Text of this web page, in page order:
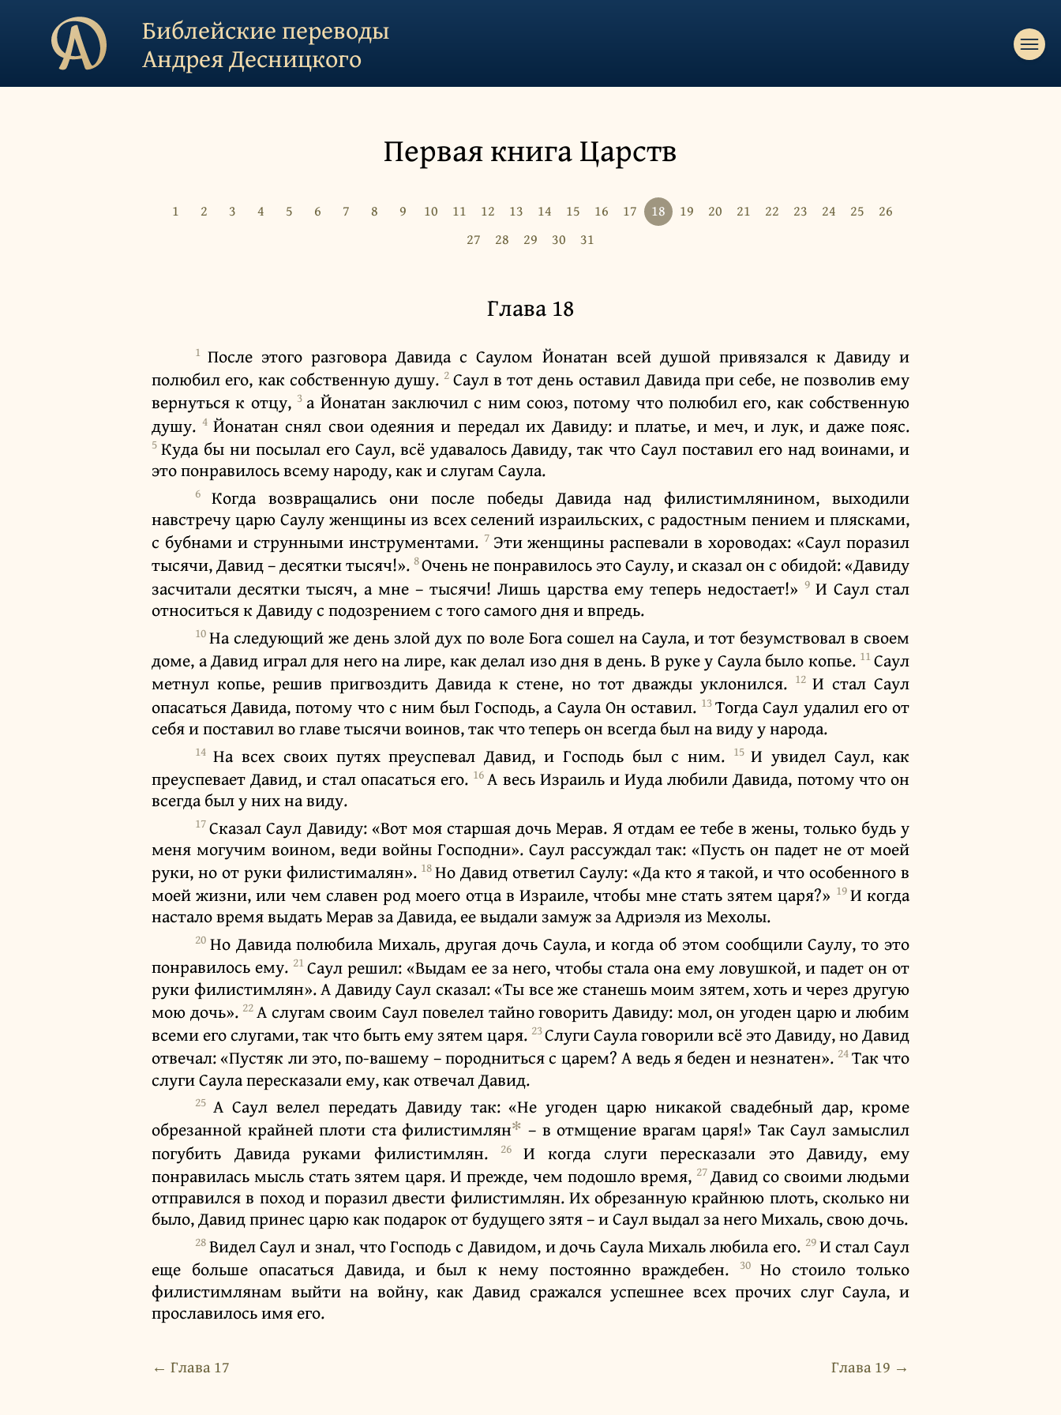
Библейские переводы
Андрея Десницкого
Первая книга Царств
1 2 3 4 5 6 7 8 9 10 11 12 13 14 15 16 17 18 19 20 21 22 23 24 25
26
27
28 29 30 31
Глава 18
1После этого разговора Давида с Саулом Йонатан всей душой привязался к Давиду и
полюбил его, как собственную душу. 2 Саул в тот день оставил Давида при себе, не позволив ему
вернуться к отцу, 3 а Йонатан заключил с ним союз, потому что полюбил его, как собственную
душу. 4 Йонатан снял свои одеяния и передал их Давиду: и платье, и меч, и лук, и даже пояс.
5 Куда бы ни посылал его Саул, всё удавалось Давиду, так что Саул поставил его над воинами, и
это понравилось всему народу, как и слугам Саула.
6 Когда возвращались они после победы Давида над филистимлянином, выходили
навстречу царю Саулу женщины из всех селений израильских, с радостным пением и плясками,
с бубнами и струнными инструментами. 7 Эти женщины распевали в хороводах: «Саул поразил
тысячи, Давид – десятки тысяч!». 8Очень не понравилось это Саулу, и сказал он с обидой: «Давиду
засчитали десятки тысяч, а мне – тысячи! Лишь царства ему теперь недостает!»9 И Саул стал
относиться к Давиду с подозрением с того самого дня и впредь.
10На следующий же день злой дух по воле Бога сошел на Саула, и тот безумствовал в своем
доме, а Давид играл для него на лире, как делал изо дня в день. В руке у Саула было копье. 11Саул
метнул копье, решив пригвоздить Давида к стене, но тот дважды уклонился. 12 И стал Саул
опасаться Давида, потому что с ним был Господь, а Саула Он оставил. 13Тогда Саул удалил его от
себя и поставил во главе тысячи воинов, так что теперь он всегда был на виду у народа.
14 На всех своих путях преуспевал Давид, и Господь был с ним. 15И увидел Саул, как
преуспевает Давид, и стал опасаться его. 16А весь Израиль и Иуда любили Давида, потому что он
всегда был у них на виду.
17Сказал Саул Давиду: «Вот моя старшая дочь Мерав. Я отдам ее тебе в жены, только будь у
меня могучим воином, веди войны Господни». Саул рассуждал так: «Пусть он падет не от моей
руки, но от руки филистималян». 18Но Давид ответил Саулу: «Да кто я такой, и что особенного в
моей жизни, или чем славен род моего отца в Израиле, чтобы мне стать зятем царя?» 19И когда
настало время выдать Мерав за Давида, ее выдали замуж за Адриэля из Мехолы.
20 Но Давида полюбила Михаль, другая дочь Саула, и когда об этом сообщили Саулу, то это
понравилось ему. 21Саул решил: «Выдам ее за него, чтобы стала она ему ловушкой, и падет он от
руки филистимлян». А Давиду Саул сказал: «Ты все же станешь моим зятем, хоть и через другую
мою дочь». 22А слугам своим Саул повелел тайно говорить Давиду: мол, он угоден царю и любим
всеми его слугами, так что быть ему зятем царя. 23Слуги Саула говорили всё это Давиду, но Давид
отвечал: «Пустяк ли это, по-вашему – породниться с царем? А ведь я беден и незнатен». 24Так что
слуги Саула пересказали ему, как отвечал Давид.
25 А Саул велел передать Давиду так: «Не угоден царю никакой свадебный дар, кроме
обрезанной крайней плоти ста филистимлян✻ – в отмщение врагам царя!» Так Саул замыслил
погубить Давида руками филистимлян.
26 И когда слуги пересказали это Давиду, ему
понравилась мысль стать зятем царя. И прежде, чем подошло время, 27Давид со своими людьми
отправился в поход и поразил двести филистимлян. Их обрезанную крайнюю плоть, сколько ни
было, Давид принес царю как подарок от будущего зятя – и Саул выдал за него Михаль, свою дочь.
28Видел Саул и знал, что Господь с Давидом, и дочь Саула Михаль любила его. 29И стал Саул
еще больше опасаться Давида, и был к нему постоянно враждебен.
30 Но стоило только
филистимлянам выйти на войну, как Давид сражался успешнее всех прочих слуг Саула, и
прославилось имя его.
← Глава 17 Глава 19 →